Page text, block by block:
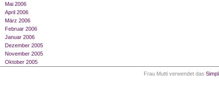
Mai 2006
April 2006
März 2006
Februar 2006
Januar 2006
Dezember 2005
November 2005
Oktober 2005
Frau Mutti verwendet das